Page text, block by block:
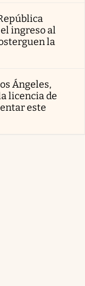
ingreso al
la
Ángeles,
licencia de
este